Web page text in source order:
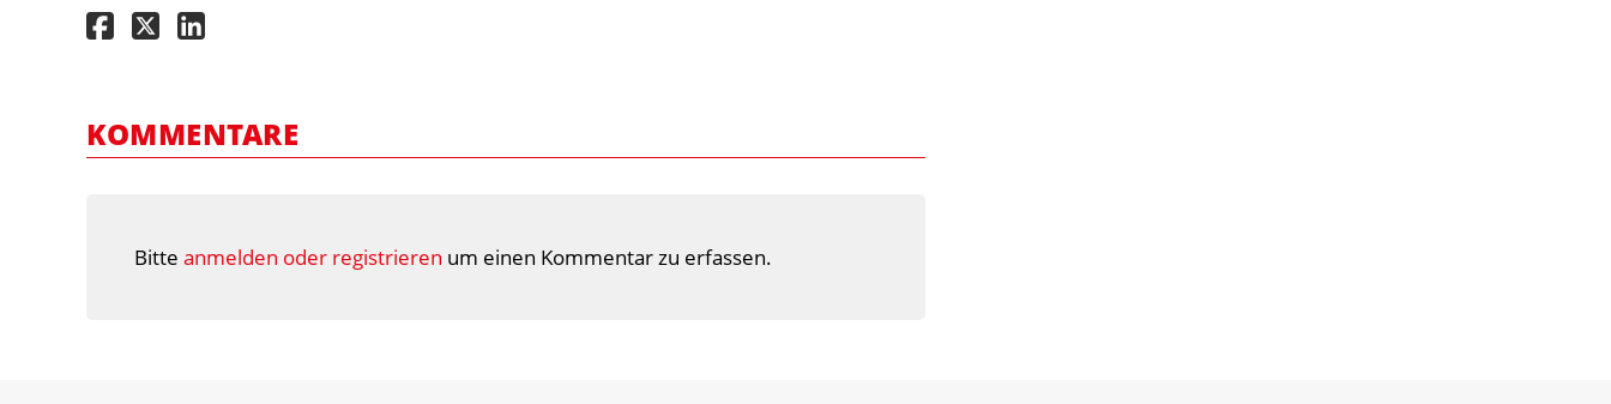
KOMMENTARE
Bitte anmelden oder registrieren um einen Kommentar zu erfassen.